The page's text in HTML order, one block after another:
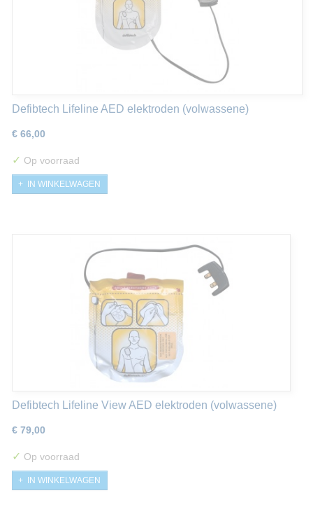
Defibtech Lifeline AED elektroden (volwassene)
€ 66,00
✓ Op voorraad
IN WINKELWAGEN
Defibtech Lifeline View AED elektroden (volwassene)
€ 79,00
✓ Op voorraad
IN WINKELWAGEN